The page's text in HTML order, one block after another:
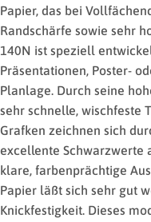
Papier, das bei
Randschärfe sowie sehr
140N ist speziell
Präsentationen, Poster-
Planlage. Durch seine
sehr schnelle, wischfeste
Grafken zeichnen sich
excellente Schwarzwerte
klare, farbenprächtige
Papier läßt sich sehr gut
Knickfestigkeit. Dieses